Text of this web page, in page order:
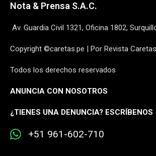
Nota & Prensa S.A.C.
Av. Guardia Civil 1321, Oficina 1802,
Copyright ©caretas.pe | Por Revista Caretas
Todos los derechos reservados
ANUNCIA CON NOSOTROS
¿TIENES UNA DENUNCIA? ESCRÍBENOS
+51 961-602-710